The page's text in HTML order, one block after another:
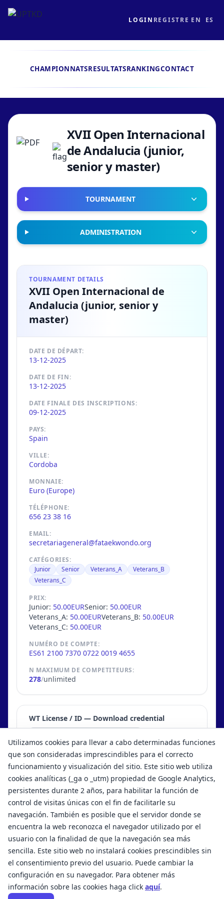
LOGIN REGISTRE EN ES
CHAMPIONNATSRESULTATSRANKINGCONTACT
XVII Open Internacional
de Andalucia (junior,
senior y master)
TOURNAMENT
ADMINISTRATION
TOURNAMENT DETAILS
XVII Open Internacional de
Andalucia (junior, senior y
master)
DATE DE DÉPART:
13-12-2025
DATE DE FIN:
13-12-2025
DATE FINALE DES INSCRIPTIONS:
09-12-2025
PAYS:
Spain
VILLE:
Cordoba
MONNAIE:
Euro (Europe)
TÉLÉPHONE:
656 23 38 16
EMAIL:
secretariageneral@fataekwondo.org
CATÉGORIES:
Junior
Senior Veterans_A
Veterans_B
Veterans_C
PRIX:
Junior: 50.00EURSenior: 50.00EUR
Veterans_A: 50.00EURVeterans_B: 50.00EUR
Veterans_C: 50.00EUR
NUMÉRO DE COMPTE:
ES61 2100 7370 0722 0019 4655
N MAXIMUM DE COMPETITEURS:
278/unlimited
WT License / ID — Download credential
Insert your WT Licence or ID to download your credential.
Utilizamos cookies para llevar a cabo determinadas funciones
que son consideradas imprescindibles para el correcto
funcionamiento y visualización del sitio. Este sitio web utiliza
cookies analíticas (_ga o _utm) propiedad de Google Analytics,
persistentes durante 2 años, para habilitar la función de
control de visitas únicas con el fin de facilitarle su
navegación. También es posible que el servidor donde se
encuentra la web reconozca el navegador utilizado por el
usuario con la finalidad de que la navegación sea más
sencilla. Este sitio web no instalará cookies prescindibles sin
el consentimiento previo del usuario. Puede cambiar la
configuración en su navegador. Para obtener más
información sobre las cookies haga click aquí.
Términos y condiciones de usoAviso legal
Política de privacidad